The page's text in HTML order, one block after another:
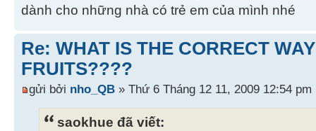
dành cho những nhà có trẻ em của mình nhé
Re: WHAT IS THE CORRECT
FRUITS????
gửi bởi nho_QB » Thứ 6 Tháng 12 11, 2009 12:54 pm
saokhue đã viết: